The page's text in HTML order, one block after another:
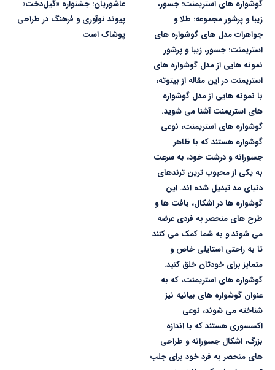
گوشواره های استریمنت: جسور،
زیبا و پرشور مجموعه: طلا و
جواهرات مدل های گوشواره های
استریمنت: جسور، زیبا و پرشور
نمونه هایی از مدل گوشواره های
استریمنت در این مقاله از بیتوته،
با نمونه هایی از مدل گوشواره
های استریمنت آشنا می شوید.
گوشواره های استریمنت، نوعی
گوشواره هستند که با ظاهر
جسورانه و درشت خود، به سرعت
به یکی از محبوب ترین ترندهای
دنیای مد تبدیل شده اند. این
گوشواره ها در اشکال، بافت ها و
طرح های منحصر به فردی عرضه
می شوند و به شما کمک می کنند
تا به راحتی استایلی خاص و
متمایز برای خودتان خلق کنید.
گوشواره های استریمنت، که به
عنوان گوشواره های بیانیه نیز
شناخته می شوند، نوعی
اکسسوری هستند که با اندازه
بزرگ، اشکال جسورانه و طراحی
های منحصر به فرد خود برای جلب
عاشوریان: جشنواره «گیل‌دخت»
پیوند نوآوری و فرهنگ در طراحی
پوشاک است